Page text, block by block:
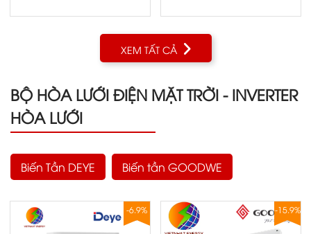
XEM TẤT CẢ
BỘ HÒA LƯỚI ĐIỆN MẶT TRỜI - INVERTER
HÒA LƯỚI
Biến Tần DEYE Biến tần GOODWE
-6.9% -15.9%